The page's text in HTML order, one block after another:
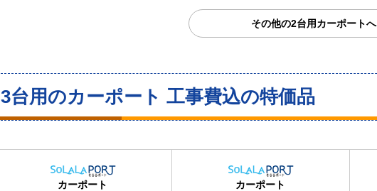
その他の2台用カーポートへ
3台用のカーポート 工事費込の特価品
カーポート カーポート